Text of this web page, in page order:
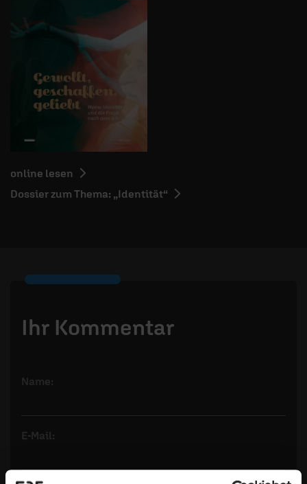
online lesen
Dossier zum Thema: „Identität“
Ihr Kommentar
Name:
E-Mail:
Die E-Mail-Adresse wird nicht veröffentlicht.